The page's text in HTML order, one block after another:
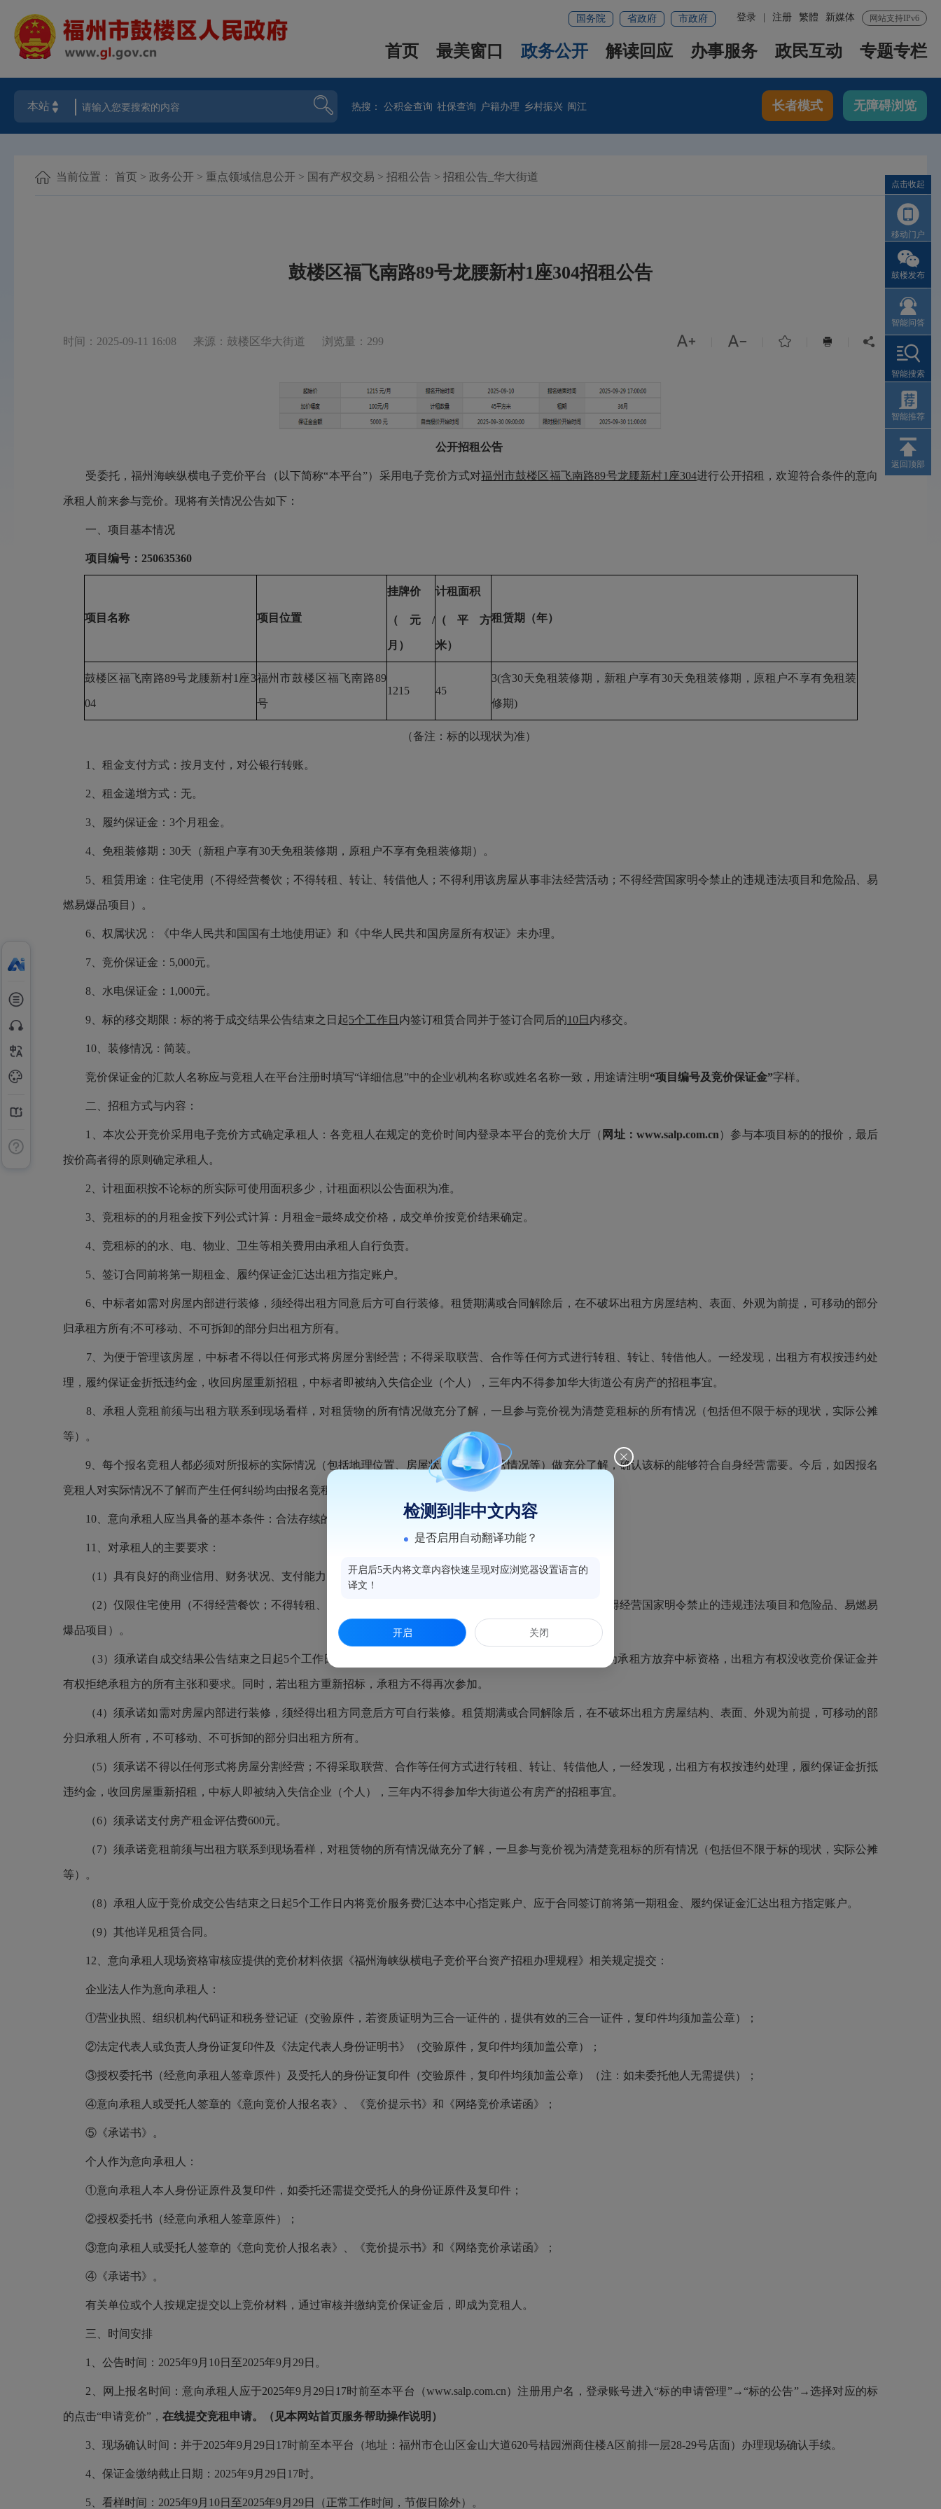
网站支持IPv6
新媒体
繁體
登录 注册
国务院 省政府 市政府
首页 最美窗口 政务公开 解读回应 办事服务 政民互动 专题专栏
热搜：公积金查询 社保查询 户籍办理 乡村振兴 闽江 长者模式 无障碍浏览
当前位置： 首页 > 政务公开 > 重点领域信息公开 > 国有产权交易 > 招租公告 > 招租公告_华大街道
鼓楼区福飞南路89号龙腰新村1座304招租公告
时间：2025-09-11 16:08 来源：鼓楼区华大街道 浏览量：299     
公开招租公告
受委托，福州海峡纵横电子竞价平台（以下简称“本平台”）采用电子竞价方式对福州市鼓楼区福飞南路89号龙腰新村1座304进行公开招租，欢迎符合条件的意向
承租人前来参与竞价。现将有关情况公告如下：
一、项目基本情况
项目编号： 250635360
项目名称 项目位置
挂牌价
（元 /
月）
计租面积
（平方
米）
租赁期（年）
鼓楼区福飞南路89号龙腰新村1座3
04
福州市鼓楼区福飞南路89
号
1215 45
3(含30天免租装修期，新租户享有30天免租装修期，原租户不享有免租装
修期)
（备注：标的以现状为准）
1、租金支付方式：按月支付，对公银行转账。
2、租金递增方式：无。
3、履约保证金：3个月租金。
4、免租装修期：30天（新租户享有30天免租装修期，原租户不享有免租装修期）。
5、租赁用途：住宅使用（不得经营餐饮；不得转租、转让、转借他人；不得利用该房屋从事非法经营活动；不得经营国家明令禁止的违规违法项目和危险品、易
燃易爆品项目）。
6、权属状况：《中华人民共和国国有土地使用证》和《中华人民共和国房屋所有权证》未办理。
7、竞价保证金：5,000元。
8、水电保证金：1,000元。
9、标的移交期限：标的将于成交结果公告结束之日起5个工作日 内签订租赁合同并于签订合同后的10日 内移交。
10、装修情况：简装。
竞价保证金的汇款人名称应与竞租人在平台注册时填写“详细信息”中的企业\机构名称\或姓名名称一致，用途请注明“项目编号及竞价保证金”字样。
二、招租方式与内容：
1、本次公开竞价采用电子竞价方式确定承租人：各竞租人在规定的竞价时间内登录本平台的竞价大厅（ 网址：www.salp.com.cn）参与本项目标的的报价，最后
按价高者得的原则确定承租人。
2、计租面积按不论标的所实际可使用面积多少，计租面积以公告面积为准。
3、竞租标的的月租金按下列公式计算：月租金=最终成交价格，成交单价按竞价结果确定。
4、竞租标的的水、电、物业、卫生等相关费用由承租人自行负责。
5、签订合同前将第一期租金、履约保证金汇达出租方指定账户。
6、中标者如需对房屋内部进行装修，须经得出租方同意后方可自行装修。租赁期满或合同解除后，在不破坏出租方房屋结构、表面、外观为前提，可移动的部分
归承租方所有;不可移动、不可拆卸的部分归出租方所有。
7、为便于管理该房屋，中标者不得以任何形式将房屋分割经营；不得采取联营、合作等任何方式进行转租、转让、转借他人。一经发现，出租方有权按违约处
理，履约保证金折抵违约金，收回房屋重新招租，中标者即被纳入失信企业（个人），三年内不得参加华大街道公有房产的招租事宜。
8、承租人竞租前须与出租方联系到现场看样，对租赁物的所有情况做充分了解，一旦参与竞价视为清楚竞租标的所有情况（包括但不限于标的现状，实际公摊
等）。
9、每个报名竞租人都必须对所报标的实际情况（包括地理位置、房屋状况、目前经营情况等）做充分了解，确认该标的能够符合自身经营需要。今后，如因报名
竞租人对实际情况不了解而产生任何纠纷均由报名竞租人自行承担，与出租方和本平台无关。
10、意向承租人应当具备的基本条件：合法存续的企业法人或具有完全民事行为能力的自然人。
11、对承租人的主要要求：
（1）具有良好的商业信用、财务状况、支付能力。
（2）仅限住宅使用（不得经营餐饮；不得转租、转让、转借他人；不得利用该房屋从事非法经营活动；不得经营国家明令禁止的违规违法项目和危险品、易燃易
爆品项目）。
（ 3）须承诺自成交结果公告结束之日起5个工作日内签订租赁合同并于签订合同后的10日内移交。逾期视为承租方放弃中标资格，出租方有权没收竞价保证金并
有权拒绝承租方的所有主张和要求。同时，若出租方重新招标，承租方不得再次参加。
（4）须承诺如需对房屋内部进行装修，须经得出租方同意后方可自行装修。租赁期满或合同解除后，在不破坏出租方房屋结构、表面、外观为前提，可移动的部
分归承租人所有，不可移动、不可拆卸的部分归出租方所有。
（5）须承诺不得以任何形式将房屋分割经营；不得采取联营、合作等任何方式进行转租、转让、转借他人，一经发现，出租方有权按违约处理，履约保证金折抵
违约金，收回房屋重新招租，中标人即被纳入失信企业（个人），三年内不得参加华大街道公有房产的招租事宜。
（6）须承诺支付房产租金评估费600元。
（7）须承诺竞租前须与出租方联系到现场看样，对租赁物的所有情况做充分了解，一旦参与竞价视为清楚竞租标的所有情况（包括但不限于标的现状，实际公摊
等）。
（8）承租人应于竞价成交公告结束之日起5个工作日内将竞价服务费汇达本中心指定账户、应于合同签订前将第一期租金、履约保证金汇达出租方指定账户。
（9）其他详见租赁合同。
12、意向承租人现场资格审核应提供的竞价材料依据《福州海峡纵横电子竞价平台资产招租办理规程》相关规定提交：
企业法人作为意向承租人：
①营业执照、组织机构代码证和税务登记证（交验原件，若资质证明为三合一证件的，提供有效的三合一证件，复印件均须加盖公章）；
②法定代表人或负责人身份证复印件及《法定代表人身份证明书》（交验原件，复印件均须加盖公章）；
③授权委托书（经意向承租人签章原件）及受托人的身份证复印件（交验原件，复印件均须加盖公章）（注：如未委托他人无需提供）；
④意向承租人或受托人签章的《意向竞价人报名表》、《竞价提示书》和《网络竞价承诺函》；
⑤《承诺书》。
个人作为意向承租人：
①意向承租人本人身份证原件及复印件，如委托还需提交受托人的身份证原件及复印件；
②授权委托书（经意向承租人签章原件）；
③意向承租人或受托人签章的《意向竞价人报名表》、《竞价提示书》和《网络竞价承诺函》；
④《承诺书》。
有关单位或个人按规定提交以上竞价材料，通过审核并缴纳竞价保证金后，即成为竞租人。
三、时间安排
1、公告时间：2025年9月10日至2025年9月29日。
2、网上报名时间：意向承租人应于2025年9月29日17时前至本平台（www.salp.com.cn）注册用户名，登录账号进入“标的申请管理”→“标的公告”→选择对应的标
的点击“申请竞价”， 在线提交竞租申请。（见本网站首页服务帮助操作说明）
3、现场确认时间：并于2025年9月29日17时前至本平台（地址：福州市仓山区金山大道620号桔园洲商住楼A区前排一层28-29号店面）办理现场确认手续。
4、保证金缴纳截止日期：2025年9月29日17时。
5、看样时间：2025年9月10日至2025年9月29日（正常工作时间，节假日除外）。
点击收起
移动门户
鼓楼发布
智能问答
智能搜索
智能推荐
返回顶部
检测到非中文内容
是否启用自动翻译功能？
开启后5天内将文章内容快速呈现对应浏览器设置语言的
译文！
开启 关闭